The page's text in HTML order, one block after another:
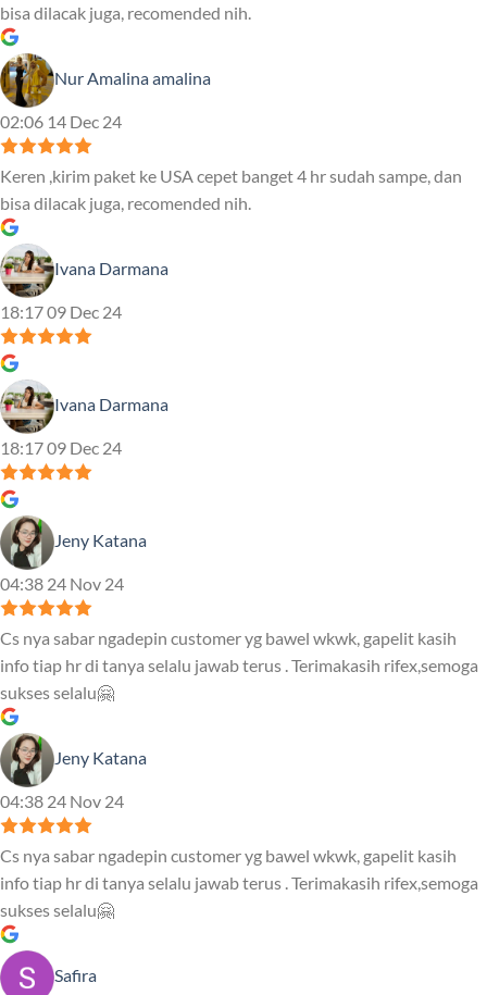
bisa dilacak juga, recomended nih.
Nur Amalina amalina
02:06 14 Dec 24
Keren ,kirim paket ke USA cepet banget 4 hr sudah sampe, dan
bisa dilacak juga, recomended nih.
Ivana Darmana
18:17 09 Dec 24
Ivana Darmana
18:17 09 Dec 24
Jeny Katana
04:38 24 Nov 24
Cs nya sabar ngadepin customer yg bawel wkwk, gapelit kasih
info tiap hr di tanya selalu jawab terus . Terimakasih rifex,semoga
sukses selalu🤗
Jeny Katana
04:38 24 Nov 24
Cs nya sabar ngadepin customer yg bawel wkwk, gapelit kasih
info tiap hr di tanya selalu jawab terus . Terimakasih rifex,semoga
sukses selalu🤗
Safira